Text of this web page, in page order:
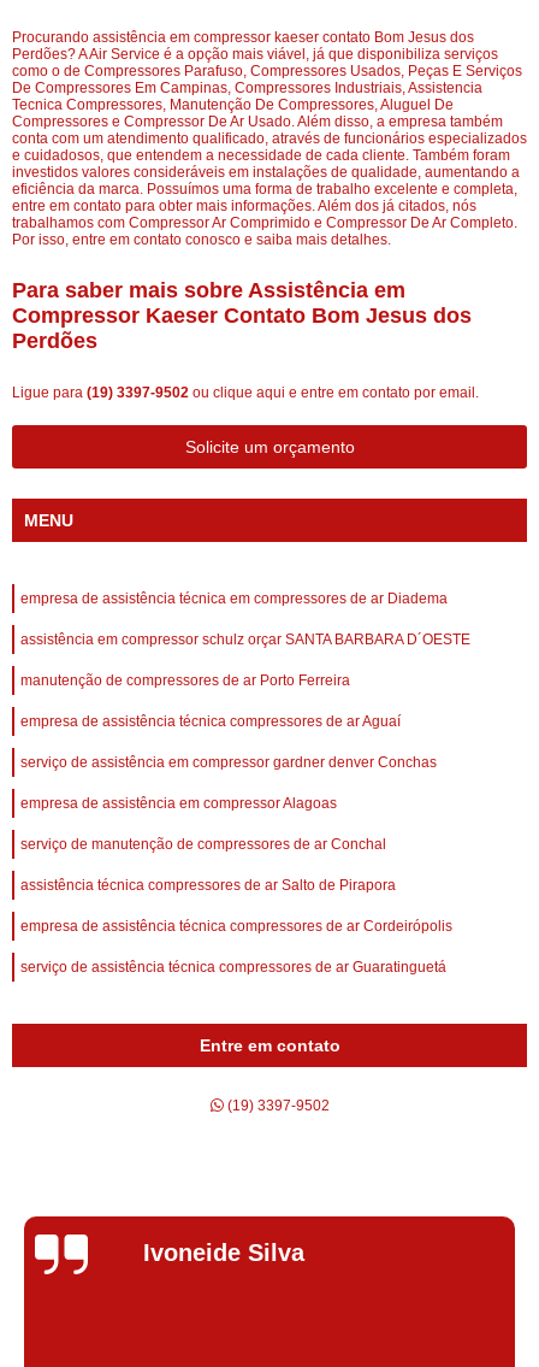
Procurando assistência em compressor kaeser contato Bom Jesus dos
Perdões? A Air Service é a opção mais viável, já que disponibiliza serviços
como o de Compressores Parafuso, Compressores Usados, Peças E Serviços
De Compressores Em Campinas, Compressores Industriais, Assistencia
Tecnica Compressores, Manutenção De Compressores, Aluguel De
Compressores e Compressor De Ar Usado. Além disso, a empresa também
conta com um atendimento qualificado, através de funcionários especializados
e cuidadosos, que entendem a necessidade de cada cliente. Também foram
investidos valores consideráveis em instalações de qualidade, aumentando a
eficiência da marca. Possuímos uma forma de trabalho excelente e completa,
entre em contato para obter mais informações. Além dos já citados, nós
trabalhamos com Compressor Ar Comprimido e Compressor De Ar Completo.
Por isso, entre em contato conosco e saiba mais detalhes.
Para saber mais sobre Assistência em
Compressor Kaeser Contato Bom Jesus dos
Perdões
Ligue para (19) 3397-9502 ou clique aqui e entre em contato por email.
Solicite um orçamento
MENU
empresa de assistência técnica em compressores de ar Diadema
assistência em compressor schulz orçar SANTA BARBARA D´OESTE
manutenção de compressores de ar Porto Ferreira
empresa de assistência técnica compressores de ar Aguaí
serviço de assistência em compressor gardner denver Conchas
empresa de assistência em compressor Alagoas
serviço de manutenção de compressores de ar Conchal
assistência técnica compressores de ar Salto de Pirapora
empresa de assistência técnica compressores de ar Cordeirópolis
serviço de assistência técnica compressores de ar Guaratinguetá
Entre em contato
(19) 3397-9502
Silvana Alves